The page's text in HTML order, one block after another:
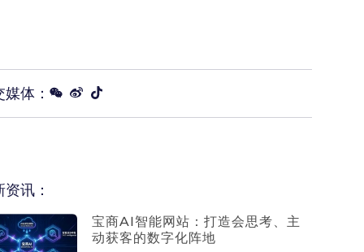
媒体：
讯：
宝商AI智能网站：打造会思考、主
动获客的数字化阵地